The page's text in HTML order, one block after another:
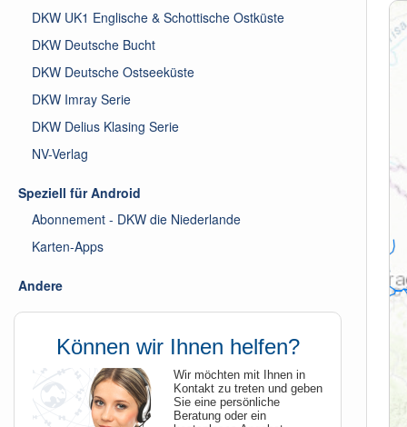
DKW UK1 Englische & Schottische Ostküste
DKW Deutsche Bucht
DKW Deutsche Ostseeküste
DKW Imray Serie
DKW Delius Klasing Serie
NV-Verlag
Speziell für Android
Abonnement - DKW die Niederlande
Karten-Apps
Andere
Können wir Ihnen helfen?
Wir möchten mit Ihnen in
Kontakt zu treten und geben
Sie eine persönliche
Beratung oder ein